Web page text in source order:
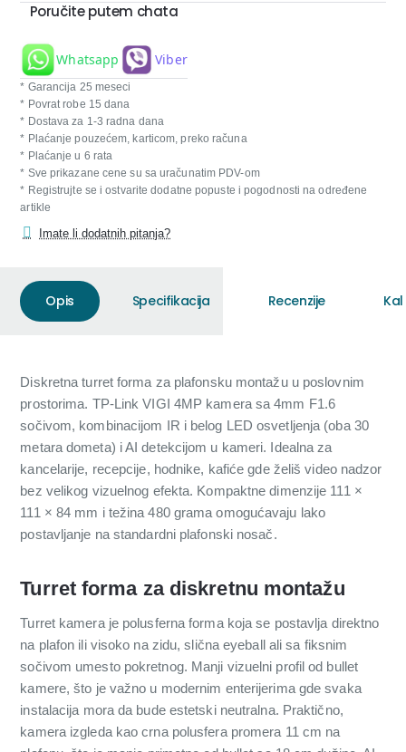
Poručite putem chata
Whatsapp Viber
* Garancija 25 meseci
* Povrat robe 15 dana
* Dostava za 1-3 radna dana
* Plaćanje pouzećem, karticom, preko računa
* Plaćanje u 6 rata
* Sve prikazane cene su sa uračunatim PDV-om
* Registrujte se i ostvarite dodatne popuste i pogodnosti na određene
artikle
Imate li dodatnih pitanja?
Opis Specifikacija Recenzije
Diskretna turret forma za plafonsku montažu u poslovnim
prostorima. TP-Link VIGI 4MP kamera sa 4mm F1.6
sočivom, kombinacijom IR i belog LED osvetljenja (oba 30
metara dometa) i AI detekcijom u kameri. Idealna za
kancelarije, recepcije, hodnike, kafiće gde želiš video nadzor
bez velikog vizuelnog efekta. Kompaktne dimenzije 111 ×
111 × 84 mm i težina 480 grama omogućavaju lako
postavljanje na standardni plafonski nosač.
Turret forma za diskretnu montažu
Turret kamera je polusferna forma koja se postavlja direktno
na plafon ili visoko na zidu, slična eyeball ali sa fiksnim
sočivom umesto pokretnog. Manji vizuelni profil od bullet
kamere, što je važno u modernim enterijerima gde svaka
instalacija mora da bude estetski neutralna. Praktično,
kamera izgleda kao crna polusfera promera 11 cm na